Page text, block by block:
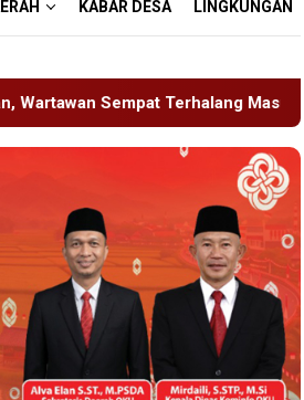
KABAR DESA LINGKUNGAN
Masuk ke Ruang UGD